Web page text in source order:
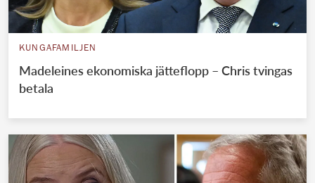
KUNGAFAMILJEN
Madeleines ekonomiska jätteflopp – Chris tvingas
betala